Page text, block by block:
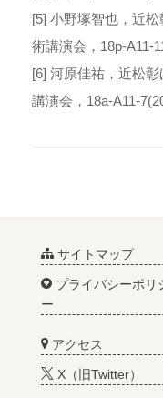
[5] 小野塚智也，近
術講演会，18p-A11-
[6] 河原佳祐，近松
講演会，18a-A11-
サイトマップ
プライバシーポリ
ー
アクセス
X（旧Twitter）